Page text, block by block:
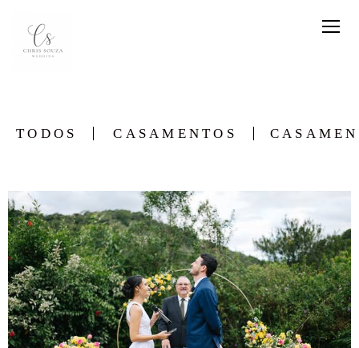
TODOS CASAMENTOS